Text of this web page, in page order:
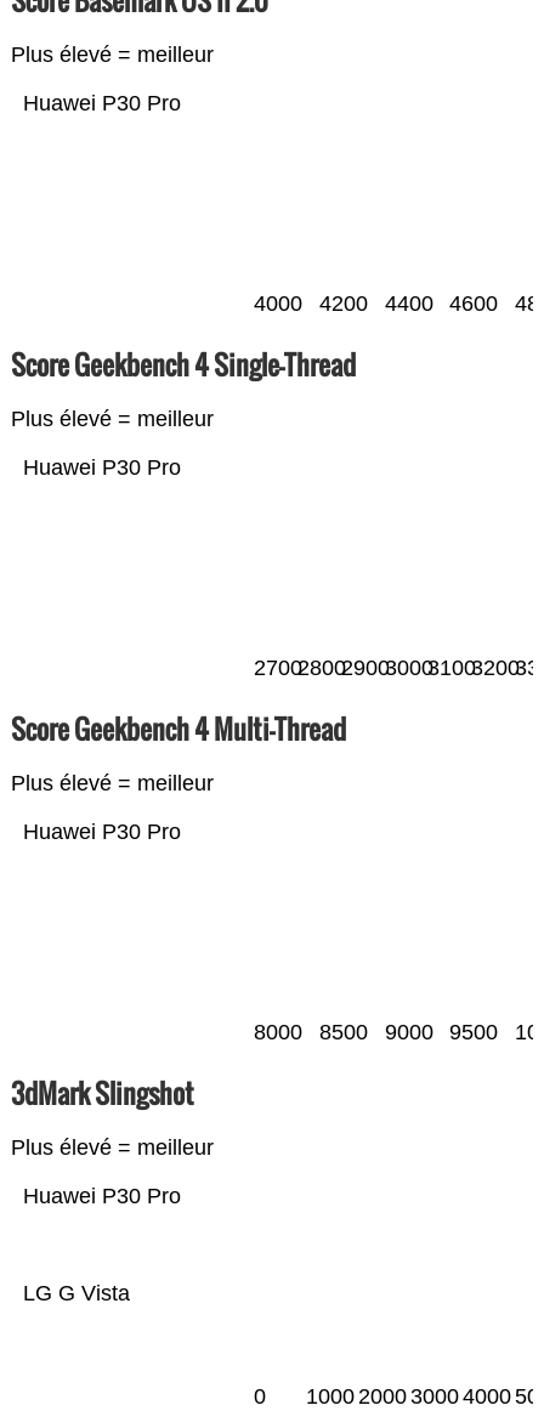
Plus élevé = meilleur
Huawei P30 Pro
4000 4200 4400 4600
Score Geekbench 4 Single-Thread
Plus élevé = meilleur
Huawei P30 Pro
270028002900300031003200
Score Geekbench 4 Multi-Thread
Plus élevé = meilleur
Huawei P30 Pro
8000 8500 9000 9500
3dMark Slingshot
Plus élevé = meilleur
LG G Vista
Huawei P30 Pro
0 1000200030004000